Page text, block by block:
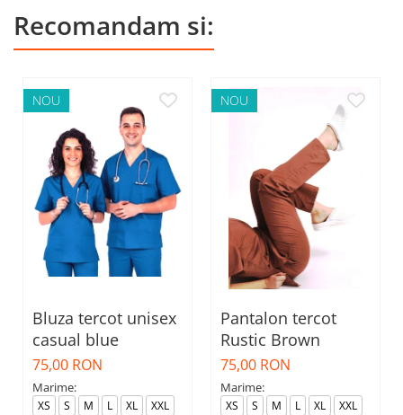
Recomandam si:
NOU
Bluza tercot unisex
casual blue
75,00 RON
Marime:
XS S M L XL XXL
NOU
Pantalon tercot
Rustic Brown
75,00 RON
Marime:
XS S M L XL XXL